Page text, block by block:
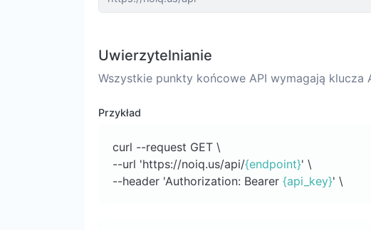
Uwierzytelnianie
Wszystkie punkty końcowe API wymagają klucza
Przykład
curl --request GET \
--url 'https://noiq.us/api/{endpoint}' \
--header 'Authorization: Bearer {api_key}' \